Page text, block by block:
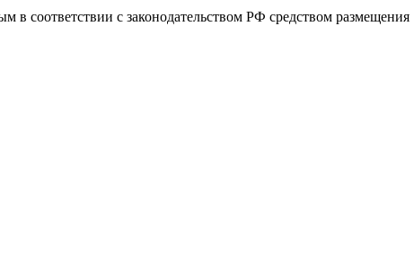
в соответствии с законодательством РФ средством размещения